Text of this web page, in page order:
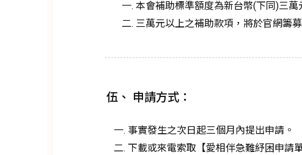
本會補助標準額度為新台幣(下同)三萬
三萬元以上之補助款項，將於官網籌
伍、 申請方式：
事實發生之次日起三個月內提出申請。
下載或來電索取【愛相伴急難紓困申請